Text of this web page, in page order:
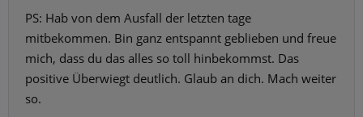
PS: Hab von dem Ausfall der letzten tage
mitbekommen. Bin ganz entspannt geblieben und freue
mich, dass du das alles so toll hinbekommst. Das
positive Überwiegt deutlich. Glaub an dich. Mach weiter
so.